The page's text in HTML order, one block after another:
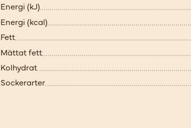
Energi (kJ)
Energi (kcal)
Fett
Mättat fett
Kolhydrat
Sockerarter